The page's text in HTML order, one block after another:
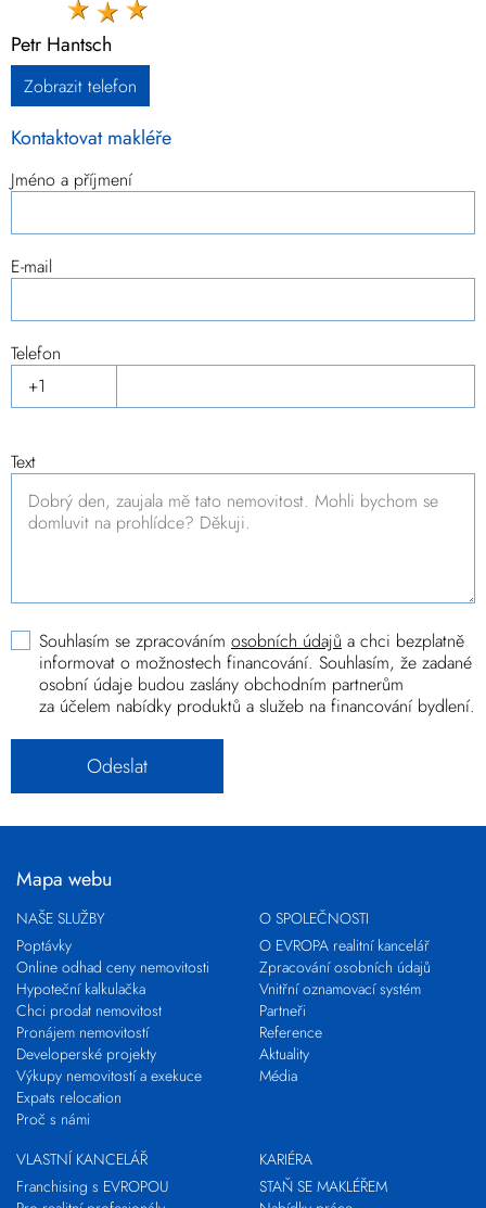
Petr Hantsch
Zobrazit telefon
Kontaktovat makléře
Jméno a příjmení
E-mail
Telefon
Text
Souhlasím se zpracováním osobních údajů a chci bezplatně
informovat o možnostech financování. Souhlasím, že zadané
osobní údaje budou zaslány obchodním partnerům
za účelem nabídky produktů a služeb na financování bydlení.
Mapa webu
NAŠE SLUŽBY
Poptávky
Online odhad ceny nemovitosti
Hypoteční kalkulačka
Chci prodat nemovitost
Pronájem nemovitostí
Developerské projekty
Výkupy nemovitostí a exekuce
Expats relocation
Proč s námi
O SPOLEČNOSTI
O EVROPA realitní kancelář
Zpracování osobních údajů
Vnitřní oznamovací systém
Partneři
Reference
Aktuality
Média
VLASTNÍ KANCELÁŘ
Franchising s EVROPOU
KARIÉRA
STAŇ SE MAKLÉŘEM